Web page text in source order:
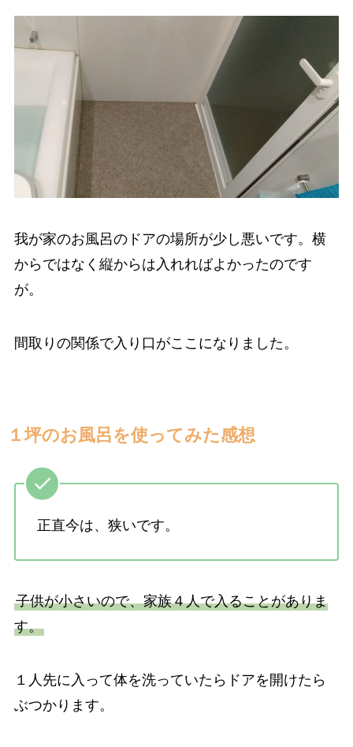
我が家のお風呂のドアの場所が少し悪いです。横
からではなく縦からは入れればよかったのです
が。
間取りの関係で入り口がここになりました。
１坪のお風呂を使ってみた感想
正直今は、狭いです。
子供が小さいので、家族４人で入ることがありま
す。
１人先に入って体を洗っていたらドアを開けたら
ぶつかります。